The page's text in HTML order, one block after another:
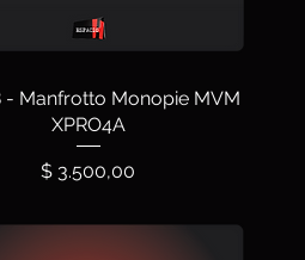
- Manfrotto Monopie MVM
XPRO4A
Precio
$ 3.500,00